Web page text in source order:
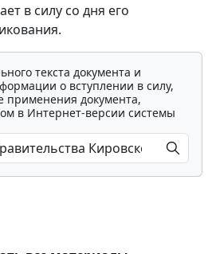
в силу со дня его
текста документа и
о вступлении в силу,
применения документа,
в Интернет-версии системы